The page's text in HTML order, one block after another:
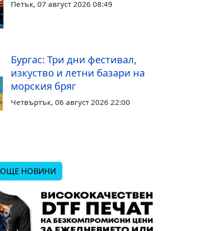
Петък, 07 август 2026 08:49
Бургас: Три дни фестивал,
изкуство и летни базари на
морския бряг
Четвъртък, 06 август 2026 22:00
ОЩЕ НОВИНИ